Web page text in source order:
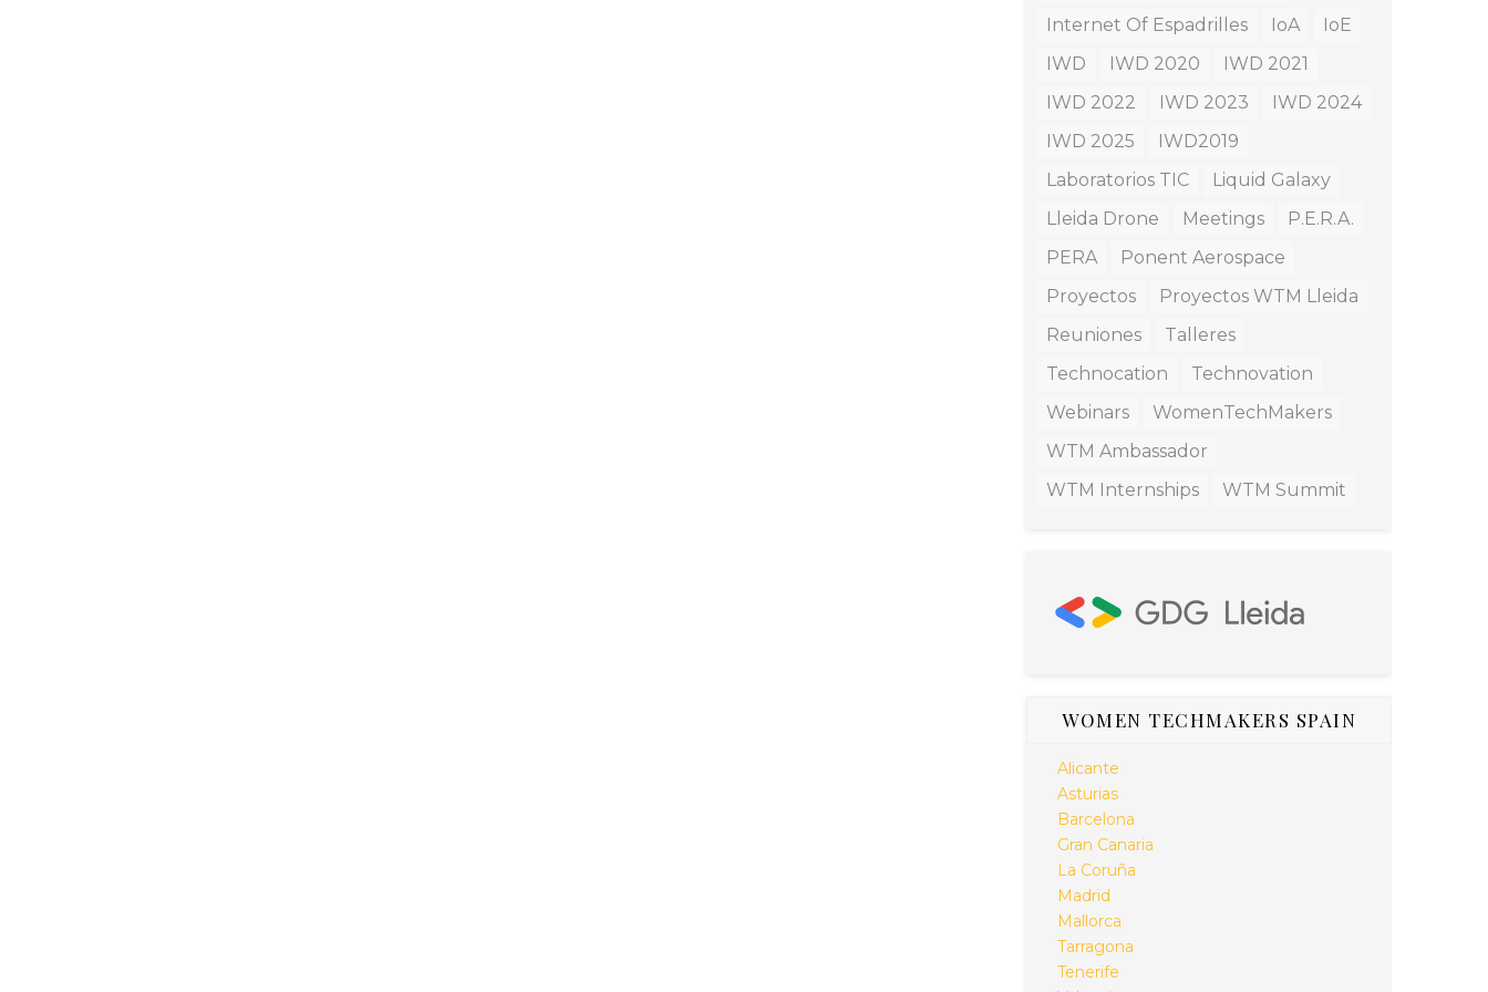
Internet Of Espadrilles
IoA
IoE
IWD
IWD 2020
IWD 2021
IWD 2022
IWD 2023
IWD 2024
IWD 2025
IWD2019
Laboratorios TIC
Liquid Galaxy
Lleida Drone
Meetings
P.E.R.A.
PERA
Ponent Aerospace
Proyectos
Proyectos WTM Lleida
Reuniones
Talleres
Technocation
Technovation
Webinars
WomenTechMakers
WTM Ambassador
WTM Internships
WTM Summit
WOMEN TECHMAKERS SPAIN
Alicante
Asturias
Barcelona
Gran Canaria
La Coruña
Madrid
Mallorca
Tarragona
Tenerife